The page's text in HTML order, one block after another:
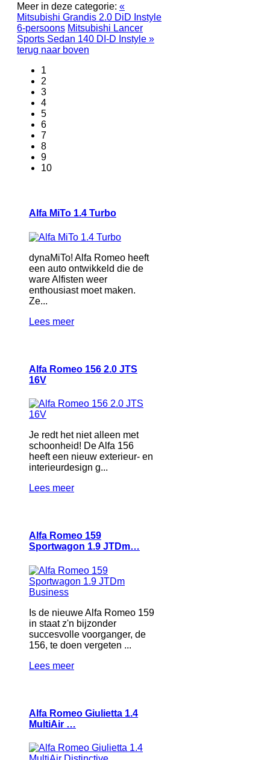
Meer in deze categorie: «
Mitsubishi Grandis 2.0 DiD Instyle
6-persoons Mitsubishi Lancer
Sports Sedan 140 DI-D Instyle »
terug naar boven
1
2
3
4
5
6
7
8
9
10
Alfa MiTo 1.4 Turbo
dynaMiTo! Alfa Romeo heeft
een auto ontwikkeld die de
ware Alfisten weer
enthousiast moet maken.
Ze...
Lees meer
Alfa Romeo 156 2.0 JTS
16V
Je redt het niet alleen met
schoonheid! De Alfa 156
heeft een nieuw exterieur- en
interieurdesign g...
Lees meer
Alfa Romeo 159
Sportwagon 1.9 JTDm…
Is de nieuwe Alfa Romeo 159
in staat z'n bijzonder
succesvolle voorganger, de
156, te doen vergeten ...
Lees meer
Alfa Romeo Giulietta 1.4
MultiAir …